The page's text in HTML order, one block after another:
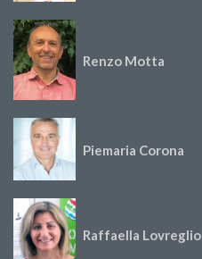
Renzo Motta
Piemaria Corona
Raffaella Lovreglio